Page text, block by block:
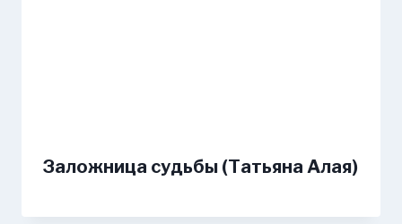
Заложница судьбы (Татьяна Алая)